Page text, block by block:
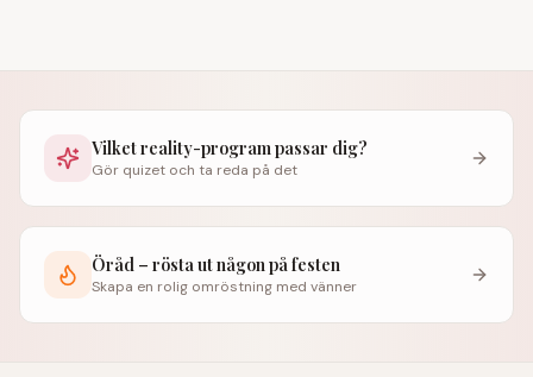
Vilket reality-program passar dig?
Gör quizet och ta reda på det
Öråd – rösta ut någon på festen
Skapa en rolig omröstning med vänner